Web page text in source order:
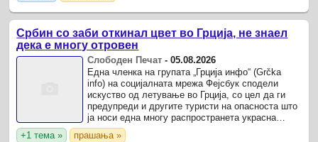
Србин со заби откинал цвет во Грција, не знаел
дека е многу отровен
Слободен Печат -05.08.2026
Една членка на групата „Грција инфо“ (Grčka
info) на социјалната мрежа Фејсбук сподели
искуство од летување во Грција, со цел да ги
предупреди и другите туристи на опасноста што
ја носи една многу распространета украсна
билка.
+1 тема » прашања »